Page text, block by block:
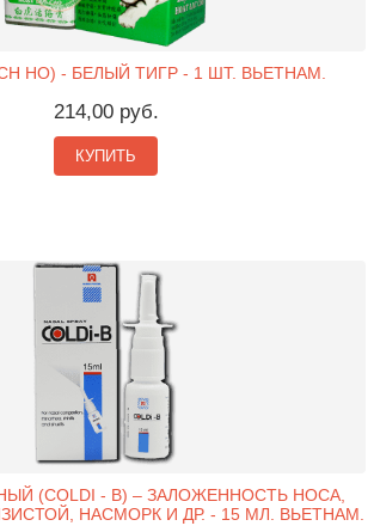
HO) - БЕЛЫЙ ТИГР - 1 ШТ. ВЬЕТНАМ.
214,00 руб.
КУПИТЬ
(COLDI - B) – ЗАЛОЖЕННОСТЬ НОСА,
НАСМОРК И ДР. - 15 МЛ. ВЬЕТНАМ.